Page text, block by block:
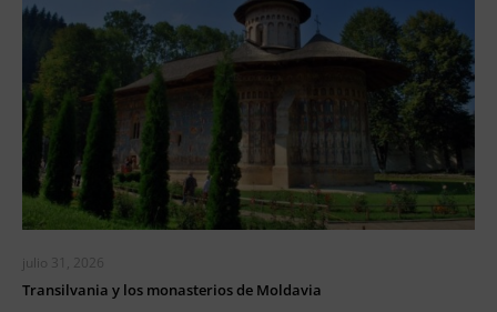
julio 31, 2026
Transilvania y los monasterios de Moldavia